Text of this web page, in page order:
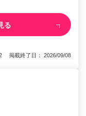
る
掲載終了日： 2026/09/08